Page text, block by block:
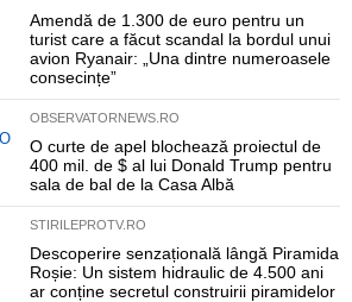
Amendă de 1.300 de euro pentru un
turist care a făcut scandal la bordul unui
avion Ryanair: „Una dintre numeroasele
consecințe”
OBSERVATORNEWS.RO
O curte de apel blochează proiectul de
400 mil. de $ al lui Donald Trump pentru
sala de bal de la Casa Albă
STIRILEPROTV.RO
Descoperire senzațională lângă Piramida
Roșie: Un sistem hidraulic de 4.500 ani
ar conține secretul construirii piramidelor